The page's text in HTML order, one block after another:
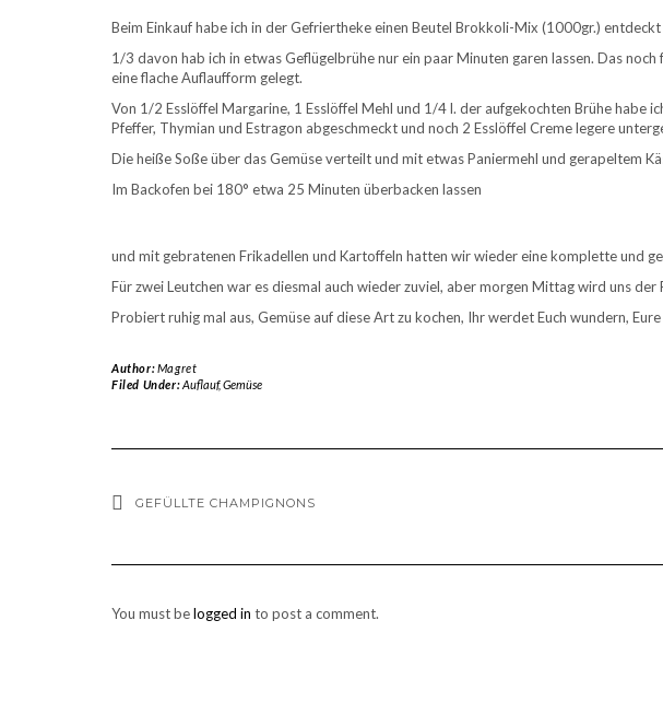
Beim Einkauf habe ich in der Gefriertheke einen Beutel Brokkoli-Mix (1000gr.)
1/3 davon hab ich in etwas Geflügelbrühe nur ein paar Minuten garen lassen. Das
eine flache Auflaufform gelegt.
Von 1/2 Esslöffel Margarine, 1 Esslöffel Mehl und 1/4 l. der aufgekochten Brühe habe
Pfeffer, Thymian und Estragon abgeschmeckt und noch 2 Esslöffel Creme legere
Die heiße Soße über das Gemüse verteilt und mit etwas Paniermehl und gerapeltem
Im Backofen bei 180° etwa 25 Minuten überbacken lassen
und mit gebratenen Frikadellen und Kartoffeln hatten wir wieder eine komplette und
Für zwei Leutchen war es diesmal auch wieder zuviel, aber morgen Mittag wird uns der
Probiert ruhig mal aus, Gemüse auf diese Art zu kochen, Ihr werdet Euch wundern,
Author:Magret
Filed Under:Auflauf,Gemüse
GEFÜLLTE CHAMPIGNONS
You must belogged in to post a comment.